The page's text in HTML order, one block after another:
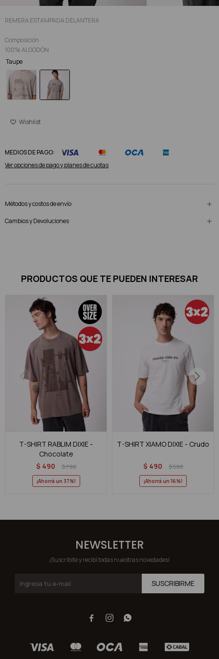
REMERA ESTAMPADA DELANTERA
Composición
100% ALGODÓN
Taupe
MEDIOS DE PAGO:
Ver opciones de pago y planes de cuotas
Métodos y costos de envío
Cambios y Devoluciones
PRODUCTOS QUE TE PUEDEN INTERESAR
T-SHIRT RABLIM DIXIE -
Chocolate
$ 490 $790
37
T-SHIRT XIAMO DIXIE - Crudo
$ 490 $590
16
NEWSLETTER
¡Suscribite y recibí todas nuestras novedades!
SUSCRIBIRME
  